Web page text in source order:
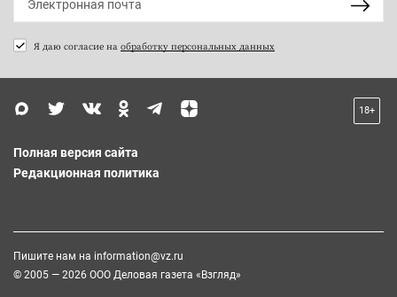
Я даю согласие на обработку персональных данных
18+
Полная версия сайта
Редакционная политика
Пишите нам на information@vz.ru
© 2005 — 2026 ООО Деловая газета «Взгляд»